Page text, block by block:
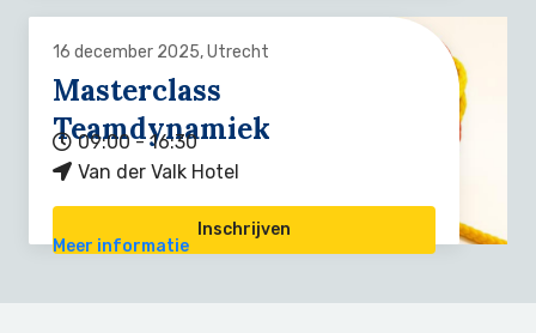
16 december 2025, Utrecht
Masterclass
Teamdynamiek
09:00 - 16:30
Van der Valk Hotel
Inschrijven
Meer informatie